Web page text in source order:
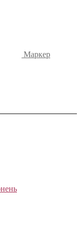
Маркер